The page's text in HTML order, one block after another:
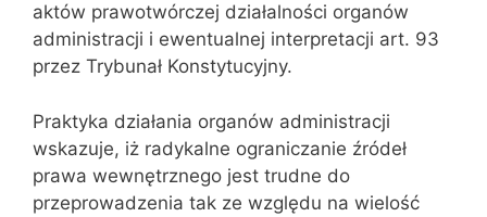
aktów prawotwórczej działalności organów
ad‌ministracji i ewentualnej interpretacji art. 93
przez Trybunał Konstytucyjny.
Praktyka działania organów administracji
wskazuje, iż radykalne ogranicza‌nie źródeł
prawa wewnętrznego jest trudne do
przeprowadzenia tak ze wzglę‌du na wielość